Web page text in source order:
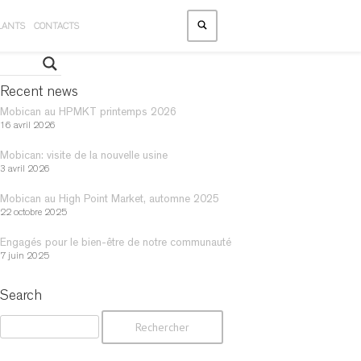
CONTACTS
Recent news
Mobican au HPMKT printemps 2026
16 avril 2026
Mobican: visite de la nouvelle usine
3 avril 2026
Mobican au High Point Market, automne 2025
22 octobre 2025
Engagés pour le bien-être de notre communauté
7 juin 2025
Search
R